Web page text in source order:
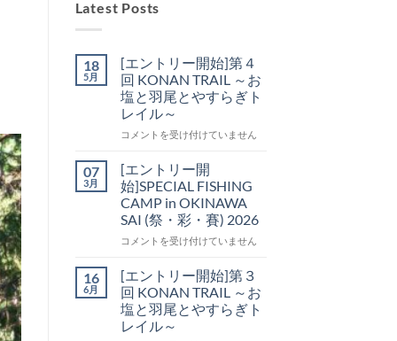
Latest Posts
18
5月
[エントリー開始]第４
回 KONAN TRAIL ～お
塩と羽尾とやすらぎト
レイル～
[エ
ト
リ
ー
開
始]
第
回
KONAN
TRAIL
～
お
コメントを受け付けていません
07
3月
[エントリー開
始]SPECIAL FISHING
CAMP in OKINAWA
SAI (祭・彩・賽) 2026
[エ
ト
リ
ー
開
始]SPECIAL
コメントを受け付けていません
16
6月
[エントリー開始]第３
回 KONAN TRAIL ～お
塩と羽尾とやすらぎト
レイル～